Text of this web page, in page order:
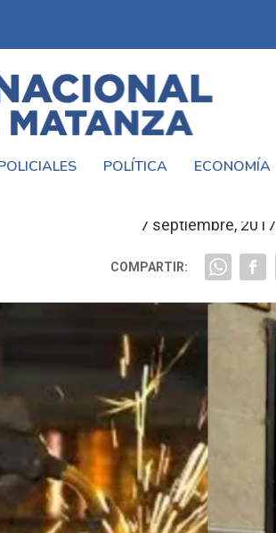
POLÍTICA ECONOMÍA
7 septiembre, 2017
COMPARTIR: